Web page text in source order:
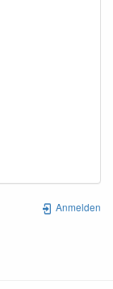
Anmelden